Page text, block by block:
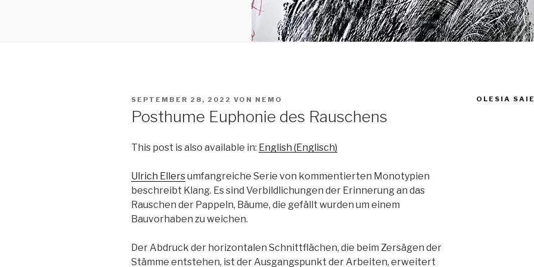
VERÖFFENTLICHT
AM
SEPTEMBER 28, 2022 VON NEMO
Posthume Euphonie des Rauschens
This post is also available in: English (Englisch)
Ulrich Ellersumfangreiche Serie von kommentierten Monotypien
beschreibt Klang. Es sind Verbildlichungen der Erinnerung an das
Rauschen der Pappeln, Bäume, die gefällt wurden um einem
Bauvorhaben zu weichen.
Der Abdruck der horizontalen Schnittflächen, die beim Zersägen der
Stämme entstehen, ist der Ausgangspunkt der Arbeiten, erweitert
OLESIA